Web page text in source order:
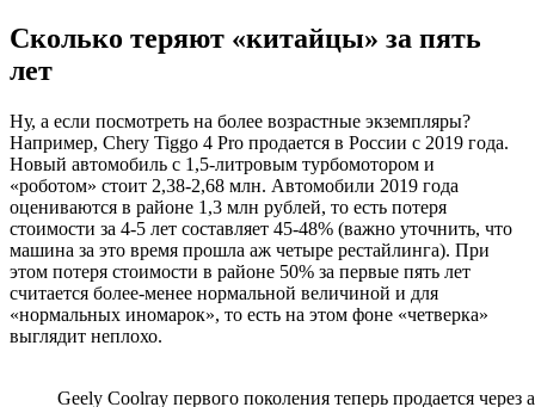
Сколько теряют «китайцы» за пять
лет
Ну, а если посмотреть на более возрастные экземпляры?
Например, Chery Tiggo 4 Pro продается в России с 2019 года.
Новый автомобиль с 1,5-литровым турбомотором и
«роботом» стоит 2,38-2,68 млн. Автомобили 2019 года
оцениваются в районе 1,3 млн рублей, то есть потеря
стоимости за 4-5 лет составляет 45-48% (важно уточнить, что
машина за это время прошла аж четыре рестайлинга). При
этом потеря стоимости в районе 50% за первые пять лет
считается более-менее нормальной величиной и для
«нормальных иномарок», то есть на этом фоне «четверка»
выглядит неплохо.
Geely Coolray первого поколения теперь продается через